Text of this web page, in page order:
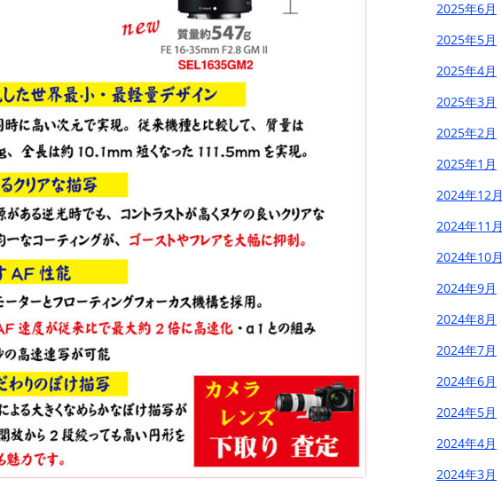
2025年6月
2025年5月
2025年4月
2025年3月
2025年2月
2025年1月
2024年12月
2024年11月
2024年10月
2024年9月
2024年8月
2024年7月
2024年6月
2024年5月
2024年4月
2024年3月